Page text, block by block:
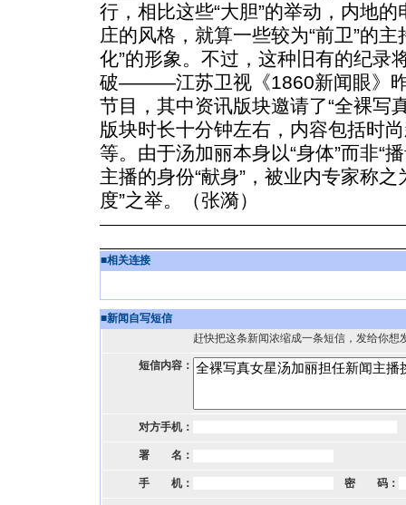
行，相比这些“大胆”的举动，内地
庄的风格，就算一些较为“前卫”的
化”的形象。不过，这种旧有的纪录
破———江苏卫视《1860新闻眼》
节目，其中资讯版块邀请了“全裸写
版块时长十分钟左右，内容包括时
等。由于汤加丽本身以“身体”而非“
主播的身份“献身”，被业内专家称
度”之举。（张漪）
■相关连接
■新闻自写短信
赶快把这条新闻浓缩成一条短信，发给你想
短信内容：
对方手机：
署 名：
手 机： 密 码：